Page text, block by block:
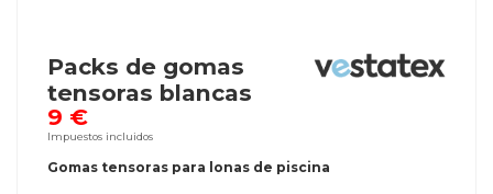
Packs de gomas
tensoras blancas
9 €
Impuestos incluidos
Gomas tensoras para lonas de piscina